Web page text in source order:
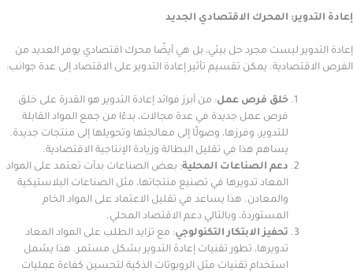
المحرك الاقتصادي الجديد
ليست مجرد حل بيئي، بل هي أيضًا محرك اقتصادي يوفر العديد من
يمكن تقسيم تأثير إعادة التدوير على الاقتصاد إلى عدة جوانب:
خلق فرص عمل: من أبرز فوائد إعادة التدوير هو القدرة على خلق
فرص عمل جديدة في عدة مجالات، بدءًا من جمع المواد القابلة
للتدوير، وفرزها، وصولًا إلى معالجتها وتحويلها إلى منتجات جديدة.
يساهم هذا في تقليل البطالة وزيادة الإنتاجية الاقتصادية.
دعم الصناعات المحلية: بعض الصناعات بدأت تعتمد على المواد
المعاد تدويرها في تصنيع منتجاتها، مثل الصناعات البلاستيكية
والمعادن. هذا يساعد في تقليل الاعتماد على المواد الخام
المستوردة، وبالتالي دعم الاقتصاد المحلي.
تحفيز الابتكار التكنولوجي: مع تزايد الطلب على المواد المعاد
تدويرها، تطور تقنيات إعادة التدوير بشكل مستمر. هذا يشمل
استخدام تقنيات مثل الروبوتات الذكية لتحسين كفاءة عمليات